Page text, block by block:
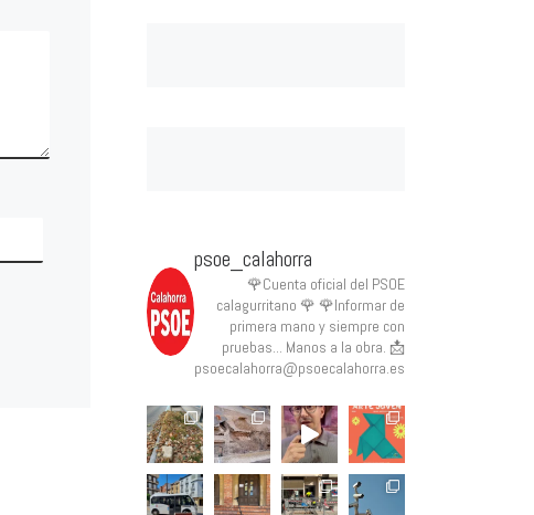
psoe_calahorra
🌹Cuenta oficial del PSOE
calagurritano 🌹 🌹Informar de
primera mano y siempre con
pruebas... Manos a la obra. 📩
psoecalahorra@psoecalahorra.es